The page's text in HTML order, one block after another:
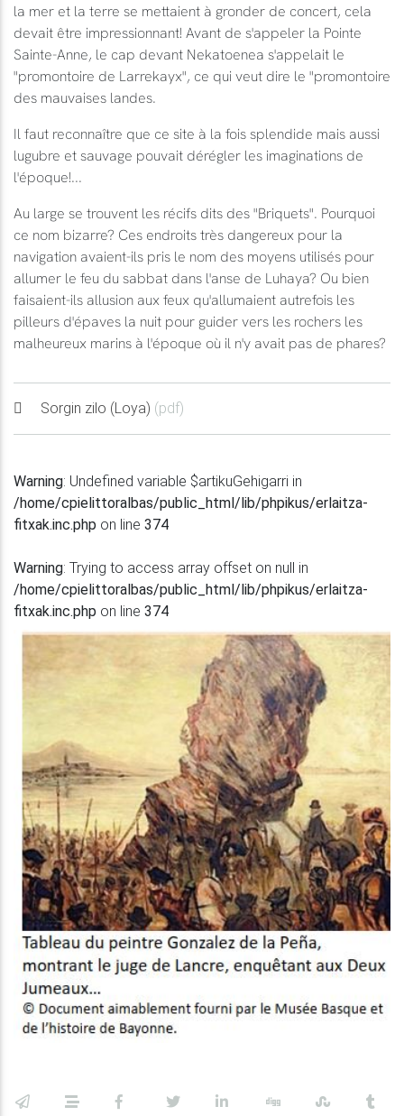
la mer et la terre se mettaient à gronder de concert, cela
devait être impressionnant! Avant de s'appeler la Pointe
Sainte-Anne, le cap devant Nekatoenea s'appelait le
"promontoire de Larrekayx", ce qui veut dire le "promontoire
des mauvaises landes.
Il faut reconnaître que ce site à la fois splendide mais aussi
lugubre et sauvage pouvait dérégler les imaginations de
l'époque!...
Au large se trouvent les récifs dits des "Briquets". Pourquoi
ce nom bizarre? Ces endroits très dangereux pour la
navigation avaient-ils pris le nom des moyens utilisés pour
allumer le feu du sabbat dans l'anse de Luhaya? Ou bien
faisaient-ils allusion aux feux qu'allumaient autrefois les
pilleurs d'épaves la nuit pour guider vers les rochers les
malheureux marins à l'époque où il n'y avait pas de phares?
Sorgin zilo (Loya) (pdf)
Warning: Undefined variable $artikuGehigarri in
/home/cpielittoralbas/public_html/lib/phpikus/erlaitza-
fitxak.inc.php on line 374
Warning: Trying to access array offset on null in
/home/cpielittoralbas/public_html/lib/phpikus/erlaitza-
fitxak.inc.php on line 374